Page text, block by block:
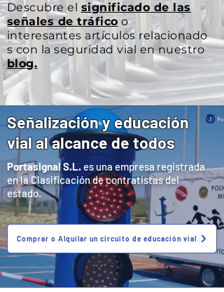
Descubre el significado de las
señales de tráfico o
interesantes artículos relacionado
s con la seguridad vial en nuestro
blog.
Señalización y educación
vial al alcance de todos
Portasignal S.L.es una empresa registrada
en la Clasificación de contratistas del
estado.
Comprar o Alquilar un circuito de educación vial